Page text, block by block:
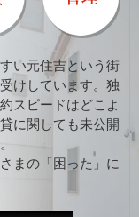
い元住吉という街
けしています。独
スピードはどこよ
に関しても未公開
まの「困った」に